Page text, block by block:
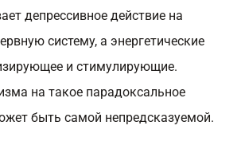
депрессивное действие на
систему, а энергетические
и стимулирующие.
на такое парадоксальное
быть самой непредсказуемой.